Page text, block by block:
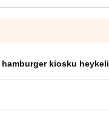
hamburger kiosku heykeli